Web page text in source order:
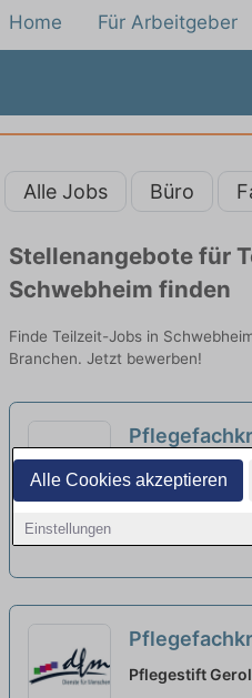
Alle Cookies akzeptieren
Einstellungen
Home Für Arbeitgeber
Alle Jobs Büro
Stellenangebote für
Schwebheim finden
Finde Teilzeit-Jobs in
Branchen. Jetzt bewerben!
(25-30
startet Ihre
Wohnheim für
der
- Zur
Pflegestift